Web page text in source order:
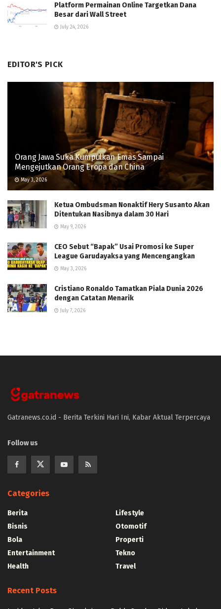
Platform Permainan Online Targetkan Dana
Besar dari Wall Street
July 24, 2026
EDITOR'S PICK
Orang Jawa Suka Kumpulkan Emas Sampai
Mengejutkan Orang Eropa dan China
May 3, 2026
Ketua Ombudsman Nonaktif Hery Susanto Akan
Ditentukan Nasibnya dalam 30 Hari
May 9, 2026
CEO Sebut “Bapak” Usai Promosi ke Super
League Garudayaksa yang Mencengangkan
May 3, 2026
Cristiano Ronaldo Tamatkan Piala Dunia 2026
dengan Catatan Menarik
July 7, 2026
Gatranews.co.id - Berita Terkini Hari Ini, Kabar Aktual Terpercaya
Follow us
Categories
Berita
Bisnis
Bola
Entertainment
Health
Lifestyle
Otomotif
Properti
Tekno
Travel
Recent Posts